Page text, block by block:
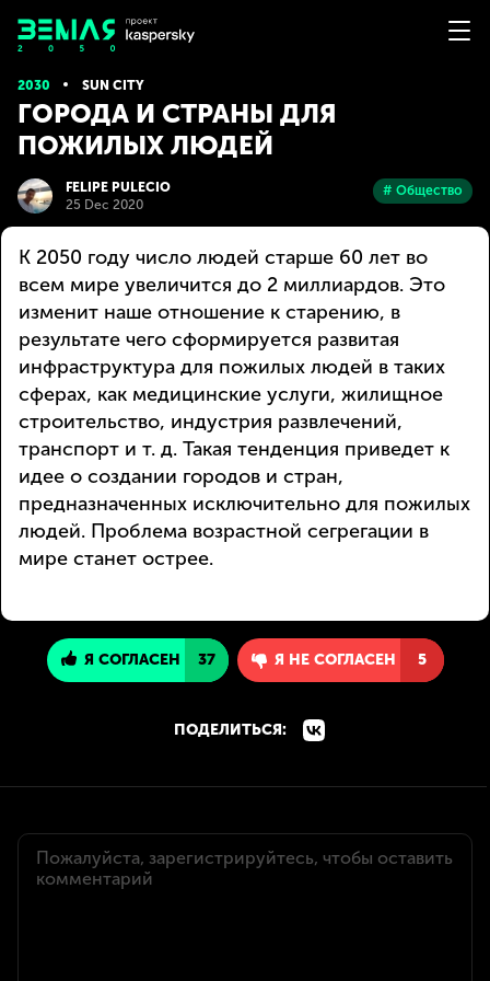
2030 SUN CITY
ГОРОДА И СТРАНЫ ДЛЯ
ПОЖИЛЫХ ЛЮДЕЙ
FELIPE PULECIO
25 Dec 2020
# Общество
К 2050 году число людей старше 60 лет во
всем мире увеличится до 2 миллиардов. Это
изменит наше отношение к старению, в
результате чего сформируется развитая
инфраструктура для пожилых людей в таких
сферах, как медицинские услуги, жилищное
строительство, индустрия развлечений,
транспорт и т. д. Такая тенденция приведет к
идее о создании городов и стран,
предназначенных исключительно для пожилых
людей. Проблема возрастной сегрегации в
мире станет острее.
Я СОГЛАСЕН 37 Я НЕ СОГЛАСЕН 5
ПОДЕЛИТЬСЯ: